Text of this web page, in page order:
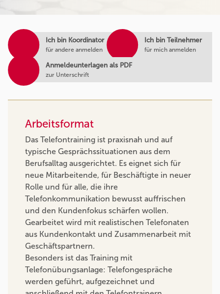
Arbeitsformat
Das Telefontraining ist praxisnah und auf
typische Gesprächssituationen aus dem
Berufsalltag ausgerichtet. Es eignet sich für
neue Mitarbeitende, für Beschäftigte in neuer
Rolle und für alle, die ihre
Telefonkommunikation bewusst auffrischen
und den Kundenfokus schärfen wollen.
Gearbeitet wird mit realistischen Telefonaten
aus Kundenkontakt und Zusammenarbeit mit
Geschäftspartnern.
Besonders ist das Training mit
Telefonübungsanlage: Telefongespräche
werden geführt, aufgezeichnet und
Ich bin Koordinator
für andere anmelden
Ich bin Teilnehmer
für mich anmelden
Anmeldeunterlagen als PDF
zur Unterschrift